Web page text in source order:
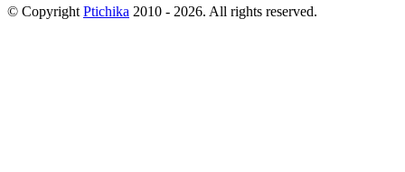
© CopyrightPtichika 2010 - 2026. All rights reserved.